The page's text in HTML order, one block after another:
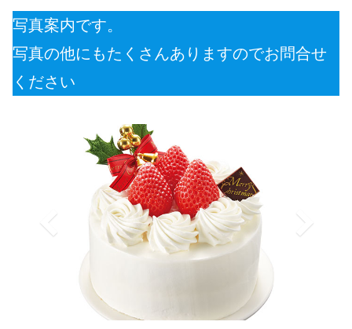
写真案内です。
写真の他にもたくさんありますのでお問合せ
ください